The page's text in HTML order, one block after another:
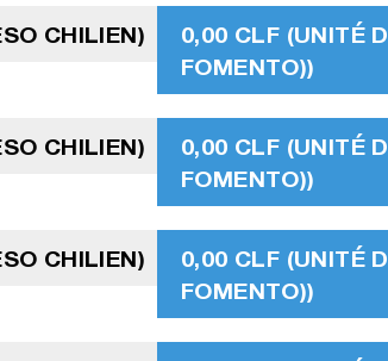
CHILIEN)
0,00 CLF (UNITÉ
FOMENTO))
CHILIEN)
0,00 CLF (UNITÉ
FOMENTO))
CHILIEN)
0,00 CLF (UNITÉ
FOMENTO))